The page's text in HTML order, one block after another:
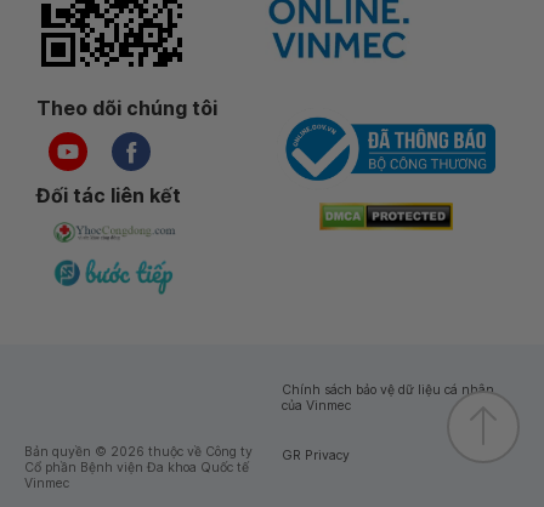
Theo dõi chúng tôi
Đối tác liên kết
Bản quyền © 2026 thuộc về Công ty
Cổ phần Bệnh viện Đa khoa Quốc tế
Vinmec
Chính sách bảo vệ dữ liệu cá nhân
của Vinmec
GR Privacy